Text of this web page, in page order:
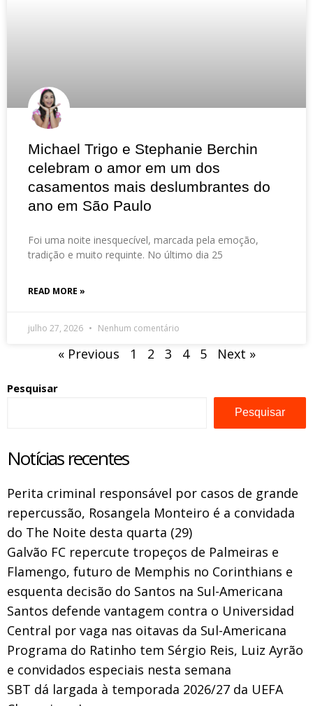
Michael Trigo e Stephanie Berchin
celebram o amor em um dos
casamentos mais deslumbrantes do
ano em São Paulo
Foi uma noite inesquecível, marcada pela emoção,
tradição e muito requinte. No último dia 25
READ MORE »
julho 27, 2026 Nenhum comentário
« Previous 1 2 3 4 5 Next »
Pesquisar
Pesquisar
Notícias recentes
Perita criminal responsável por casos de grande
repercussão, Rosangela Monteiro é a convidada
do The Noite desta quarta (29)
Galvão FC repercute tropeços de Palmeiras e
Flamengo, futuro de Memphis no Corinthians e
esquenta decisão do Santos na Sul-Americana
Santos defende vantagem contra o Universidad
Central por vaga nas oitavas da Sul-Americana
Programa do Ratinho tem Sérgio Reis, Luiz Ayrão
e convidados especiais nesta semana
SBT dá largada à temporada 2026/27 da UEFA